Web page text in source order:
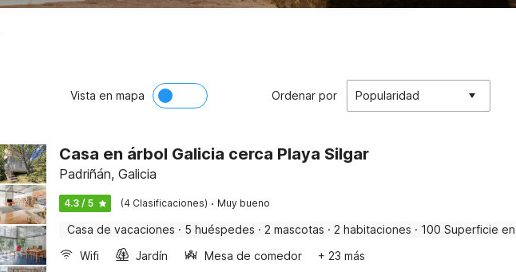
Vista en mapa Ordenar por Popularidad
Casa en árbol Galicia cerca Playa Silgar
Padriñán, Galicia
4.3 / 5 (4 Clasificaciones) · Muy bueno
Casa de vacaciones · 5 huéspedes · 2 mascotas · 2 habitaciones · 100 Superficie en
Wifi
Jardín Mesa de comedor + 23 más